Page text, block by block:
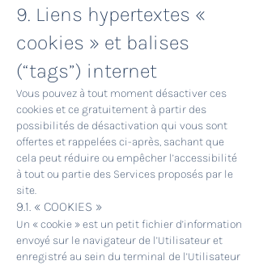
9. Liens hypertextes «
cookies » et balises
(“tags”) internet
Vous pouvez à tout moment désactiver ces
cookies et ce gratuitement à partir des
possibilités de désactivation qui vous sont
offertes et rappelées ci-après, sachant que
cela peut réduire ou empêcher l’accessibilité
à tout ou partie des Services proposés par le
site.
9.1. « COOKIES »
Un « cookie » est un petit fichier d’information
envoyé sur le navigateur de l’Utilisateur et
enregistré au sein du terminal de l’Utilisateur